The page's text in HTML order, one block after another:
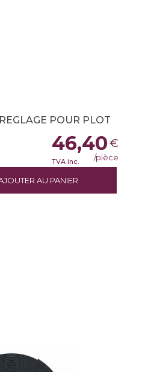
POUR PLOT
AU PANIER
46,40€
TVA inc. /pièce